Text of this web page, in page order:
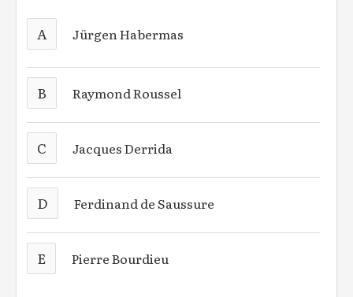
A Jürgen Habermas
B Raymond Roussel
C Jacques Derrida
D Ferdinand de Saussure
E Pierre Bourdieu